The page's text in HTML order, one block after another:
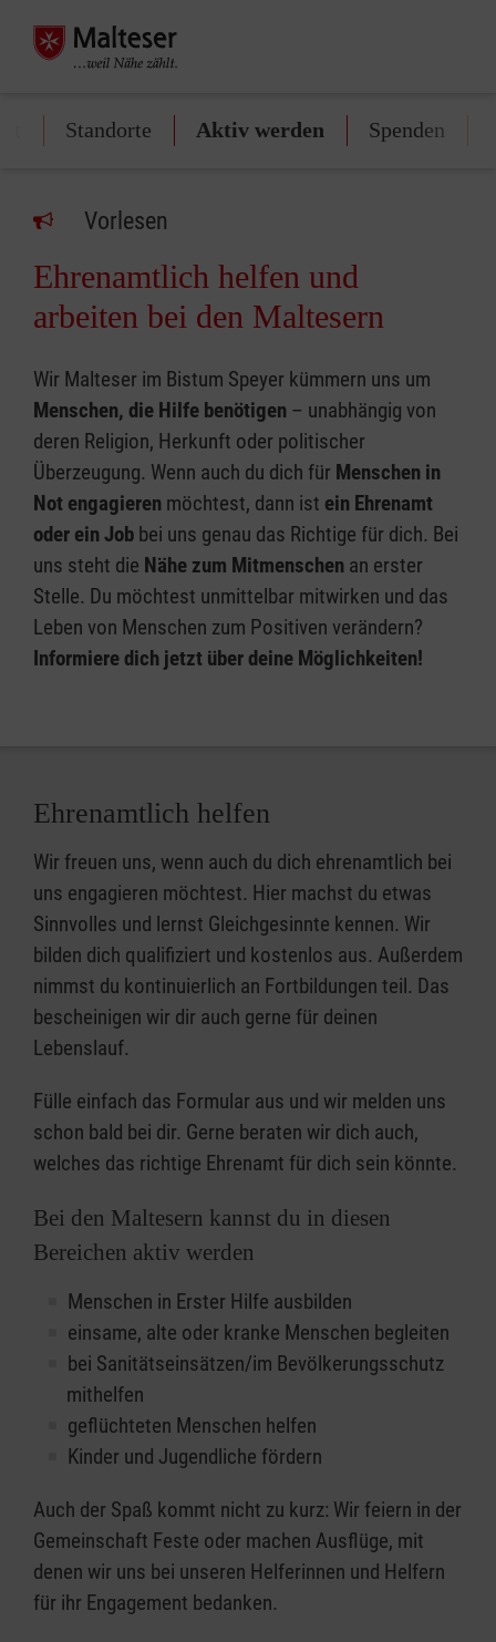
Standorte Aktiv werden Spenden
Vorlesen
Ehrenamtlich helfen und
arbeiten bei den Maltesern
Wir Malteser im Bistum Speyer kümmern uns um
Menschen, die Hilfe benötigen – unabhängig von
deren Religion, Herkunft oder politischer
Überzeugung. Wenn auch du dich für Menschen in
Not engagieren möchtest, dann ist ein Ehrenamt
oder ein Job bei uns genau das Richtige für dich. Bei
uns steht die Nähe zum Mitmenschen an erster
Stelle. Du möchtest unmittelbar mitwirken und das
Leben von Menschen zum Positiven verändern?
Informiere dich jetzt über deine Möglichkeiten!
Ehrenamtlich helfen
Wir freuen uns, wenn auch du dich ehrenamtlich bei
uns engagieren möchtest. Hier machst du etwas
Sinnvolles und lernst Gleichgesinnte kennen. Wir
bilden dich qualifiziert und kostenlos aus. Außerdem
nimmst du kontinuierlich an Fortbildungen teil. Das
bescheinigen wir dir auch gerne für deinen
Lebenslauf.
Fülle einfach das Formular aus und wir melden uns
schon bald bei dir. Gerne beraten wir dich auch,
welches das richtige Ehrenamt für dich sein könnte.
Bei den Maltesern kannst du in diesen
Bereichen aktiv werden
Menschen in Erster Hilfe ausbilden
einsame, alte oder kranke Menschen begleiten
bei Sanitätseinsätzen/im Bevölkerungsschutz
mithelfen
geflüchteten Menschen helfen
Kinder und Jugendliche fördern
Auch der Spaß kommt nicht zu kurz: Wir feiern in der
Gemeinschaft Feste oder machen Ausflüge, mit
denen wir uns bei unseren Helferinnen und Helfern
für ihr Engagement bedanken.